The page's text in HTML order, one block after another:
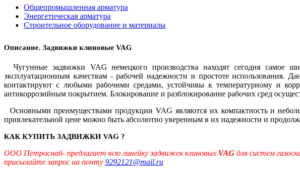
Общепромышленная арматура
Энергетическая арматура
Строительное оборудование и материалы
Описание. Задвижки клиновые VAG
Чугунные задвижки VAG немецкого производства находят сегодня самое
эксплуатационным качествам - рабочей надежности и простоте использования.
контактируют с любыми рабочими средами, устойчивы к температурному и
антикоррозийным покрытием. Блокирование и разблокирование рабочих сред
Основными преимуществами продукции VAG являются их компактность и
привлекательной цене можно быть абсолютно уверенным в их надежности и
КАК КУПИТЬ ЗАДВИЖКИ VAG ?
ООО Петроснаб- предлагает вcю линейку задвижек клиновых VAG для систем
присылайте запрос на почту 9292121@mail.ru